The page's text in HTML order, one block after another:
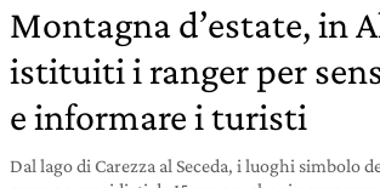
Montagna d’estate, in
istituiti i ranger per
e informare i turisti
Dal lago di Carezza al Seceda, i luoghi simbolo